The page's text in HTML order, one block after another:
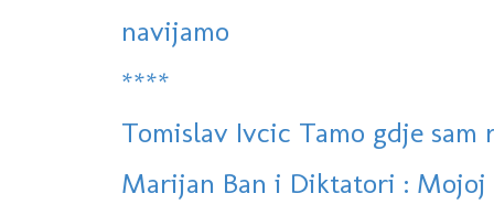
navijamo
****
Tomislav Ivcic Tamo gdje sam
Marijan Ban i Diktatori :